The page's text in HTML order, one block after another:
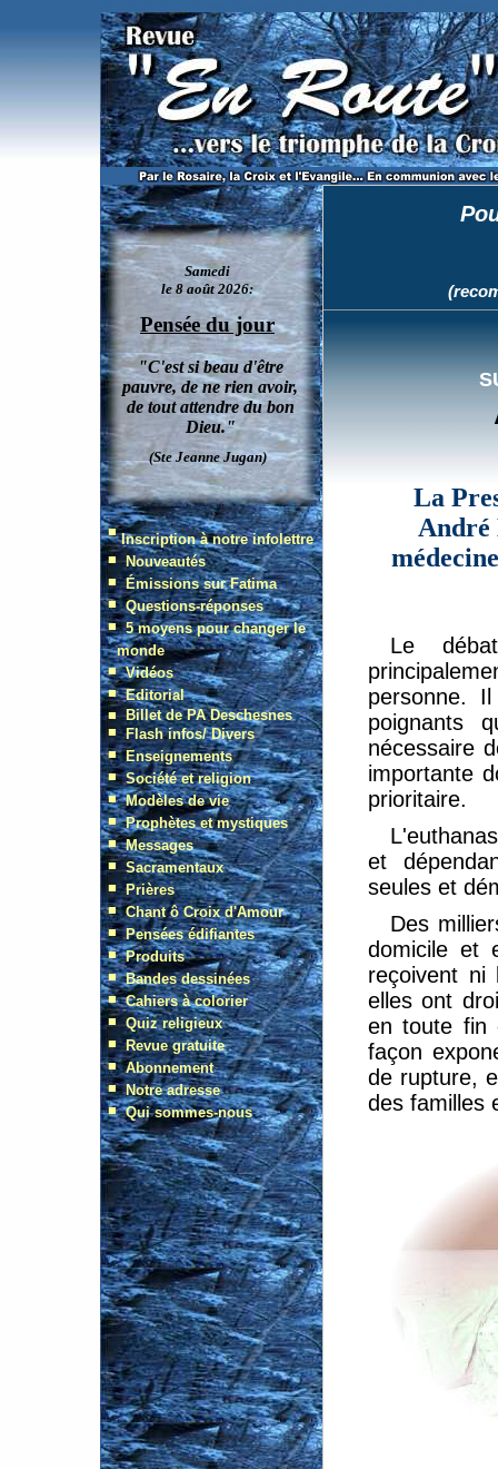
La
André
Le
personne.
poignants
nécessaire
importante
prioritaire.
et
seules et
Des
domicile et
reçoivent ni
elles ont
en toute fin
façon
de rupture,
des familles